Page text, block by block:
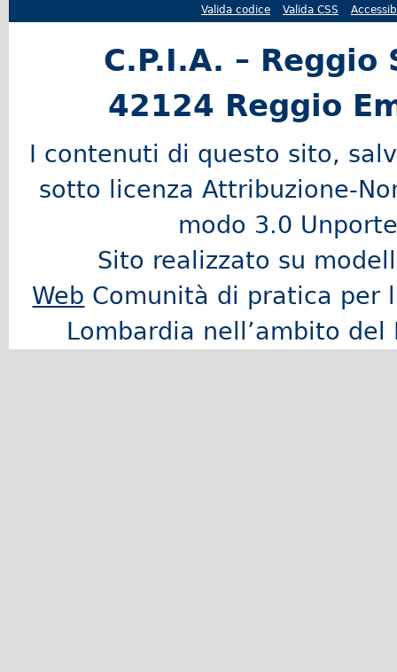
Valida codice Valida CSS
C.P.I.A. – Reggio
42124 Reggio
I contenuti di questo sito,
sotto licenza Attribuzione-
modo 3.0
Sito realizzato su
Web Comunità di pratica per
Lombardia nell’ambito